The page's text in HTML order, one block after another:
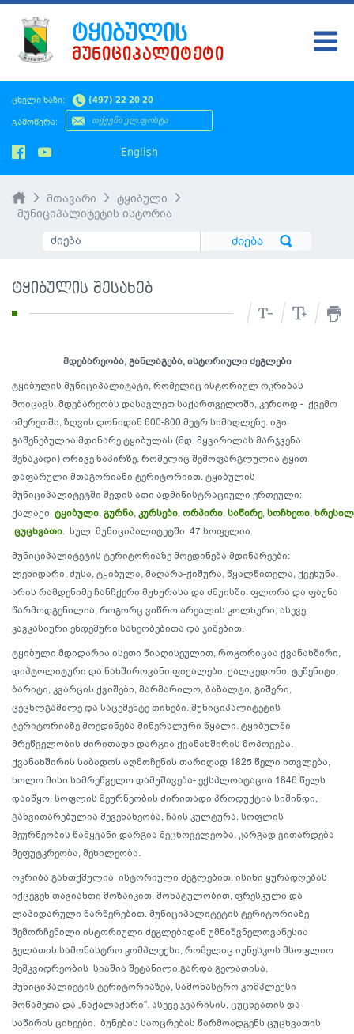
ცხელი ხაზი: (497) 22 20 20
გამოწერა:
English
ᲢᲧᲘᲑᲣᲚᲘᲡ
ᲛᲣᲜᲘᲪᲘᲞᲐᲚᲘᲢᲔᲢᲘ
ᲢᲧᲘᲑᲣᲚᲘ
ᲡᲐᲙᲠᲔᲑᲣᲚᲝ
ᲛᲝᲥᲐᲚᲐᲥᲔᲡ
ᲡᲘᲐᲮᲚᲔᲔᲑᲘ
ᲡᲐᲯᲐᲠᲝ ᲘᲜᲤᲝ
SMS ᲞᲚᲐᲢᲤᲝᲠᲛᲐ
ᲡᲔᲠᲕᲘᲡᲔᲑᲘ
მთავარი
ტყიბული
მუნიციპალიტეტის ისტორია
ტყიბულის შესახებ
მდებარეობა, განლაგება, ისტორიული ძეგლები
ტყიბულის მუნიციპალიტატი, რომელიც ისტორიულ ოკრიბას
მოიცავს, მდებარეობს დასავლეთ საქართველოში, კერძოდ - ქვემო
იმერეთში, ზღვის დონიდან 600-800 მეტრ სიმაღლეზე. იგი
გაშენებულია მდინარე ტყიბულას (მდ. მყვირილას მარჯვენა
შენაკადი) ორივე ნაპირზე, რომელიც შემოფარგლულია ტყით
დაფარული მთაგორიანი ტერიტორიით. ტყიბულის
მუნიციპალიტეტში შედის ათი ადმინისტრაციული ერთეული:
ქალაქი ტყიბული,გურნა,კურსები,ორპირი,საწირე,სოჩხეთი,
ცუცხვათი. სულ მუნიციპალიტეტში 47 სოფელია.
მუნიციპალიტეტის ტერიტორიაზე მოედინება მდინარეები:
ლეხიდარი, ძუსა, ტყიბულა, მაღარა-ჭიშურა, წყალწითელა, ქვეხუნა.
არის რამდენიმე ჩანჩქერი მუხურასა და ძმუისში. ფლორა და ფაუნა
წარმოდგენილია, როგორც ვიწრო არეალის კოლხური, ასევე
კავკასიური ენდემური სახეობებითა და ჯიშებით.
ტყიბული მდიდარია ისეთი წიაღისეულით, როგორიცაა ქვანახშირი,
დიპტოლიტური და ნახშიროვანი ფიქალები, ქალცედონი, ტეშენიტი,
ბარიტი, კვარცის ქვიშები, მარმარილო, ბაზალტი, გიშერი,
ცეცხლგამძლე და საცემენტე თიხები. მუნიციპალიტეტის
ტერიტორიაზე მოედინება მინერალური წყალი. ტყიბულში
მრეწველობის ძირითადი დარგია ქვანახშირის მოპოვება.
ქვანახშირის საბადოს აღმოჩენის თარიღად 1825 წელი ითვლება,
ხოლო მისი სამრეწველო დამუშავება- ექსპლოატაცია 1846 წელს
დაიწყო. სოფლის მეურნეობის ძირითადი პროდუქტია სიმინდი,
განვითარებულია მევენახეობა, ჩაის კულტურა. სოფლის
მეურნეობის წამყვანი დარგია მეცხოველეობა. კარგად ვითარდება
მეფუტკრეობა, მეხილეობა.
ოკრიბა განთქმულია ისტორიული ძეგლებით. ისინი ყურადღებას
იქცევენ თავიანთი მოზაიკით, მოხატულობით, ფრესკული და
ლაპიდარული წარწერებით. მუნიციპალიტეტის ტერიტორიაზე
შემორჩენილი ისტორიული ძეგლებიდან უმნიშვნელოვანესია
გელათის სამონასტრო კომპლექსი, რომელიც იუნესკოს მსოფლიო
მემკვიდრეობის სიაშია შეტანილი.გარდა გელათისა,
მუნიციპალიეტის ტერიტორიაზეა, სამონასტრო კომპლექსი
მოწამეთა და „ნაქალაქარი". ასევე ჯვარისის, ცუცხვათის და
საწირის ციხეები. ბუნების საოცრებას წარმოადგენს ცუცხვათის